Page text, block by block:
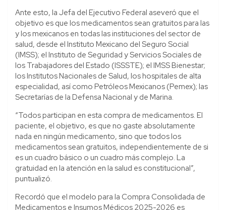
Ante esto, la Jefa del Ejecutivo Federal aseveró que el
objetivo es que los medicamentos sean gratuitos para las
y los mexicanos en todas las instituciones del sector de
salud, desde el Instituto Mexicano del Seguro Social
(IMSS); el Instituto de Seguridad y Servicios Sociales de
los Trabajadores del Estado (ISSSTE); el IMSS Bienestar;
los Institutos Nacionales de Salud, los hospitales de alta
especialidad, así como Petróleos Mexicanos (Pemex); las
Secretarías de la Defensa Nacional y de Marina.
“Todos participan en esta compra de medicamentos. El
paciente, el objetivo, es que no gaste absolutamente
nada en ningún medicamento, sino que todos los
medicamentos sean gratuitos, independientemente de si
es un cuadro básico o un cuadro más complejo. La
gratuidad en la atención en la salud es constitucional”,
puntualizó.
Recordó que el modelo para la Compra Consolidada de
Medicamentos e Insumos Médicos 2025-2026 es